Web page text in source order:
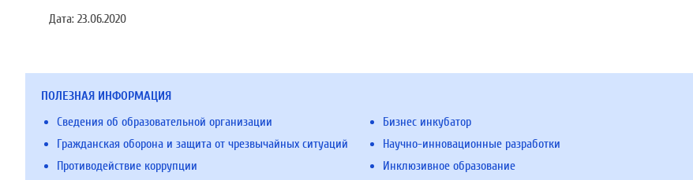
Дата: 23.06.2020
ПОЛЕЗНАЯ ИНФОРМАЦИЯ
Сведения об образовательной организации
Гражданская оборона и защита от чрезвычайных ситуаций
Противодействие коррупции
Бизнес инкубатор
Научно-инновационные разработки
Инклюзивное образование